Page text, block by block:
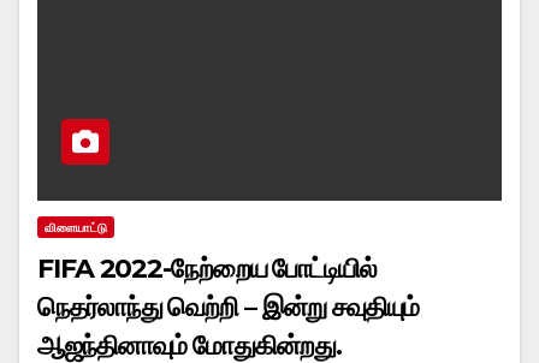
விளையாட்டு
FIFA 2022-நேற்றைய போட்டியில்
நெதர்லாந்து வெற்றி – இன்று சவுதியும்
ஆஜந்தினாவும் மோதுகின்றது.